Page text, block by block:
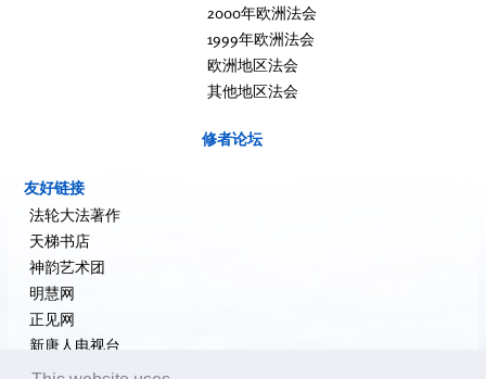
2000年欧洲法会
1999年欧洲法会
欧洲地区法会
其他地区法会
修者论坛
友好链接
法轮大法著作
天梯书店
神韵艺术团
明慧网
正见网
新唐人电视台
大纪元新闻网